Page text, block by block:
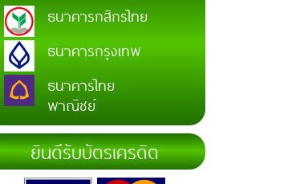
ธนาคารกสิกรไทย
ธนาคารกรุงเทพ
ธนาคารไทย
พาณิชย์
ยินดีรับบัตรเครดิต